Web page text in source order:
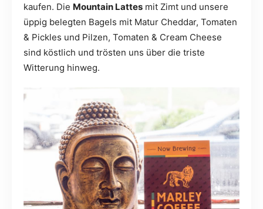
kaufen. Die Mountain Lattes mit Zimt und unsere
üppig belegten Bagels mit Matur Cheddar, Tomaten
& Pickles und Pilzen, Tomaten & Cream Cheese
sind köstlich und trösten uns über die triste
Witterung hinweg.